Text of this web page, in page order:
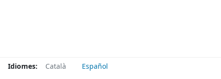
Idiomes: Català Español